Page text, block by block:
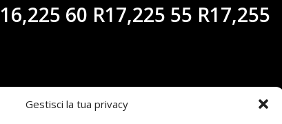
Gestisci la tua privacy
60 R17,225 55 R17,255